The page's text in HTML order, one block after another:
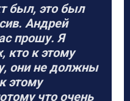
был, это был
Андрей
прошу. Я
кто к этому
они не должны
этому
что очень